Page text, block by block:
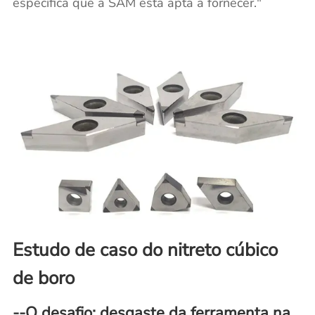
Estudo de caso do nitreto cúbico
de boro